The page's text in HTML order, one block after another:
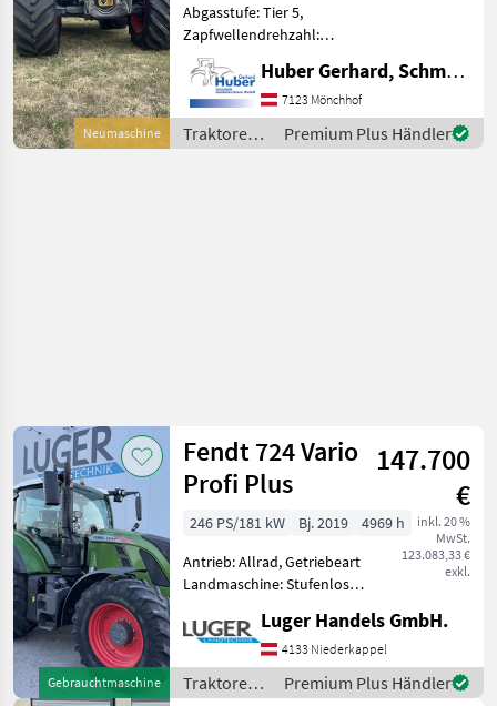
Neumaschine
Abgasstufe: Tier 5,
Zapfwellendrehzahl:
540/540E/1000/1000E,
Bolzengröße
Anhängevorrichtung (mm):
38mm, Aufladung:
Turbolader mit
Huber Gerhard, Schmiede und Landmaschinen GmbH.
7123 Mönchhof
Traktoren /
Fendt
Premium Plus Händler
Gebrauchtmaschine
Fendt 724 Vario
Profi Plus
147.700
€
inkl. 20 %
MwSt.
123.083,33 €
exkl.
246 PS/181 kW Bj. 2019
4969 h
Antrieb: Allrad, Getriebeart
Landmaschine: Stufenloses
Zapfwellendrehzahl:
540/540E/1000/1000E,
Höchstgeschwindigkeit in
km/h: 50 km/h, Aufla
Luger Handels GmbH.
4133 Niederkappel
Traktoren /
Premium Plus Händler